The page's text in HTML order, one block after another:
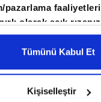
pazarlama
olarak açık
Çerezlere ilişkin
belirleyebilirsiniz.
Ayarlar butonuna
Verilerin
Tümünü Kabul Et
Kişiselleştir
ABD'nin benzin
100 bin varil
varil olarak